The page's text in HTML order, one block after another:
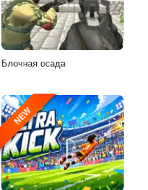
Блочная осада
NEW